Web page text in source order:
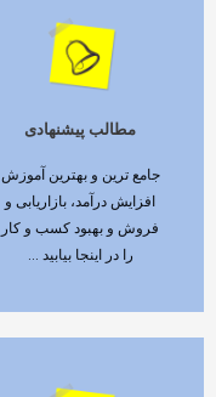
مطالب پیشنهادی
جامع ترین و بهترین آموزش
افزایش درآمد، بازاریابی و
فروش و بهبود کسب و کار
را در اینجا بیابید ...
ادامه مطلب